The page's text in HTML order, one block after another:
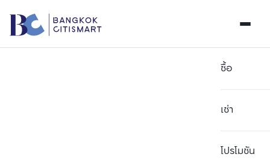
ซื้อ
เช่า
โปรโมชัน